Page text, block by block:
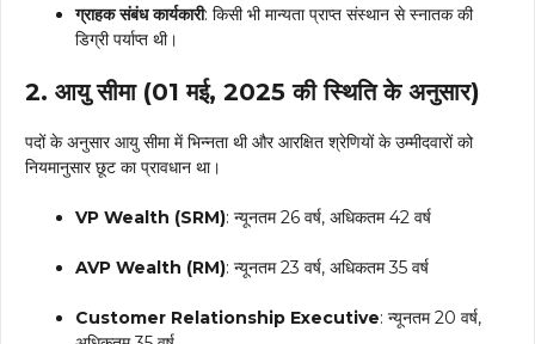
ग्राहक संबंध कार्यकारी: किसी भी मान्यता प्राप्त संस्थान से स्नातक की
डिग्री पर्याप्त थी।
2. आयु सीमा (01 मई, 2025 की स्थिति के अनुसार)
पदों के अनुसार आयु सीमा में भिन्नता थी और आरक्षित श्रेणियों के उम्मीदवारों को
नियमानुसार छूट का प्रावधान था।
VP Wealth (SRM): न्यूनतम 26 वर्ष, अधिकतम 42 वर्ष
AVP Wealth (RM): न्यूनतम 23 वर्ष, अधिकतम 35 वर्ष
Customer Relationship Executive: न्यूनतम 20 वर्ष,